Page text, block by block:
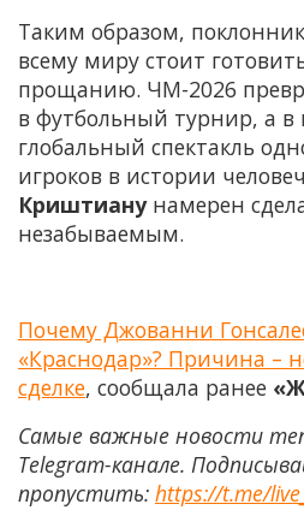
Таким образом,
всему миру стоит
прощанию. ЧМ-2026
в футбольный турнир, а в
глобальный спектакль
игроков в истории
Криштианунамерен
незабываемым.
Почему Джованни
«Краснодар»? Причина –
сделке, сообщала ранее
Самые важные новости
Telegram-канале.
пропустить: https://t.me/